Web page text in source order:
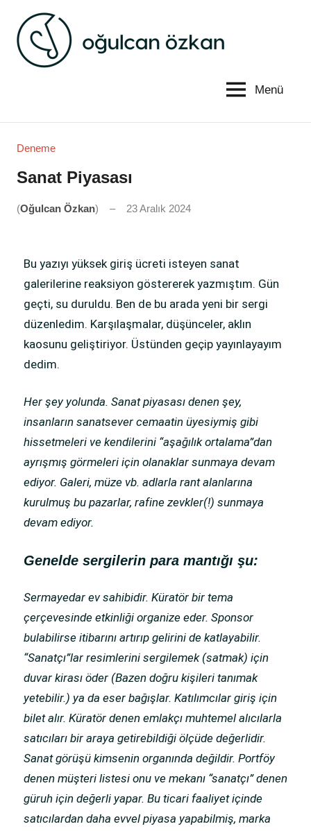
düşünce
Menü
Deneme
Sanat Piyasası
(Oğulcan Özkan) 23 Aralık 2024
Bu yazıyı yüksek giriş ücreti isteyen sanat
galerilerine reaksiyon göstererek yazmıştım. Gün
geçti, su duruldu. Ben de bu arada yeni bir sergi
düzenledim. Karşılaşmalar, düşünceler, aklın
kaosunu geliştiriyor. Üstünden geçip yayınlayayım
dedim.
Her şey yolunda. Sanat piyasası denen şey,
insanların sanatsever cemaatin üyesiymiş gibi
hissetmeleri ve kendilerini “aşağılık ortalama”dan
ayrışmış görmeleri için olanaklar sunmaya devam
ediyor. Galeri, müze vb. adlarla rant alanlarına
kurulmuş bu pazarlar, rafine zevkler(!) sunmaya
devam ediyor.
Genelde sergilerin para mantığı şu:
Sermayedar ev sahibidir. Küratör bir tema
çerçevesinde etkinliği organize eder. Sponsor
bulabilirse itibarını artırıp gelirini de katlayabilir.
“Sanatçı”lar resimlerini sergilemek (satmak) için
duvar kirası öder (Bazen doğru kişileri tanımak
yetebilir.) ya da eser bağışlar. Katılımcılar giriş için
bilet alır. Küratör denen emlakçı muhtemel alıcılarla
satıcıları bir araya getirebildiği ölçüde değerlidir.
Sanat görüşü kimsenin organında değildir. Portföy
denen müşteri listesi onu ve mekanı “sanatçı” denen
güruh için değerli yapar. Bu ticari faaliyet içinde
satıcılardan daha evvel piyasa yapabilmiş, marka